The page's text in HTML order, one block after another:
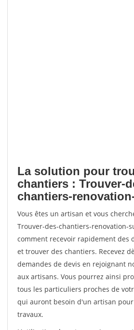
La solution pour
chantiers : Trouver-
chantiers-
Vous êtes un artisan et vous
Trouver-des-chantiers-renovation-
comment recevoir rapidement des
et trouver des chantiers. Recevez
demandes de devis en rejoignant
aux artisans. Vous pourrez ainsi
tous les particuliers proches de
qui auront besoin d'un artisan
travaux.